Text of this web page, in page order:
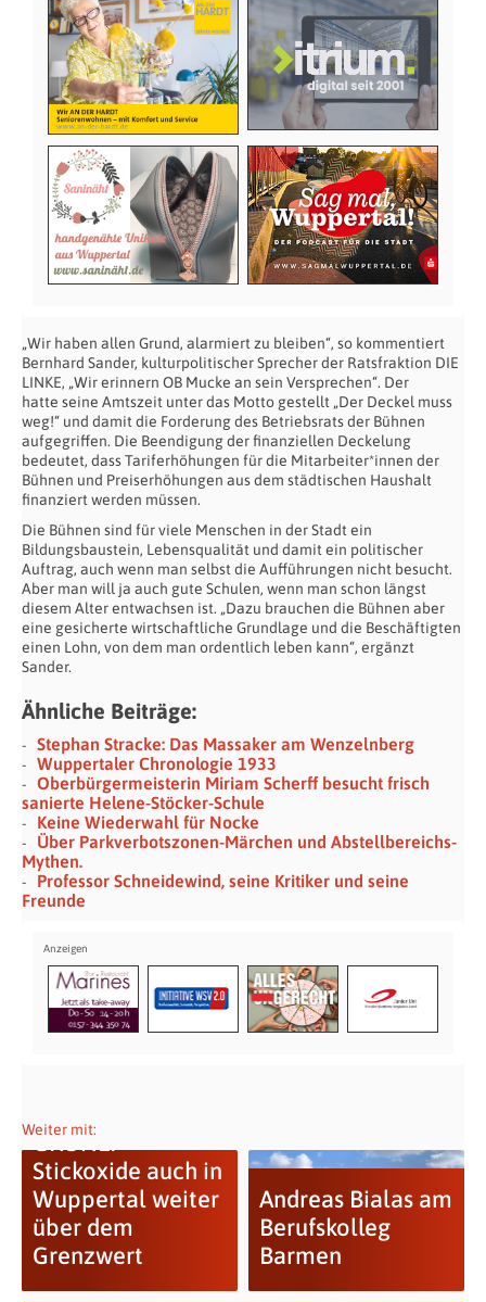
„Wir haben allen Grund, alarmiert zu bleiben“, so kommentiert
Bernhard Sander, kulturpolitischer Sprecher der Ratsfraktion DIE
LINKE, „Wir erinnern OB Mucke an sein Versprechen“. Der
hatte seine Amtszeit unter das Motto gestellt „Der Deckel muss
weg!“ und damit die Forderung des Betriebsrats der Bühnen
aufgegriffen. Die Beendigung der finanziellen Deckelung
bedeutet, dass Tariferhöhungen für die Mitarbeiter*innen der
Bühnen und Preiserhöhungen aus dem städtischen Haushalt
finanziert werden müssen.
Die Bühnen sind für viele Menschen in der Stadt ein
Bildungsbaustein, Lebensqualität und damit ein politischer
Auftrag, auch wenn man selbst die Aufführungen nicht besucht.
Aber man will ja auch gute Schulen, wenn man schon längst
diesem Alter entwachsen ist. „Dazu brauchen die Bühnen aber
eine gesicherte wirtschaftliche Grundlage und die Beschäftigten
einen Lohn, von dem man ordentlich leben kann“, ergänzt
Sander.
Ähnliche Beiträge:
Stephan Stracke: Das Massaker am Wenzelnberg
Wuppertaler Chronologie 1933
Oberbürgermeisterin Miriam Scherff besucht frisch
sanierte Helene-Stöcker-Schule
Keine Wiederwahl für Nocke
Über Parkverbotszonen-Märchen und Abstellbereichs-
Mythen.
Professor Schneidewind, seine Kritiker und seine
Freunde
Weiter mit:
GRÜNE:
Stickoxide auch in
Wuppertal weiter
über dem
Grenzwert
Andreas Bialas am
Berufskolleg
Barmen